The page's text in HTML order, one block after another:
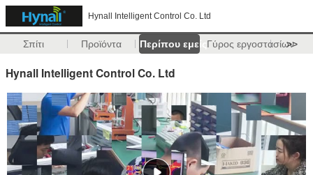
Hynall Intelligent Control Co. Ltd
Σπίτι Προϊόντα Περίπου εμείς Γύρος εργοστασίων
>>
Hynall Intelligent Control Co. Ltd